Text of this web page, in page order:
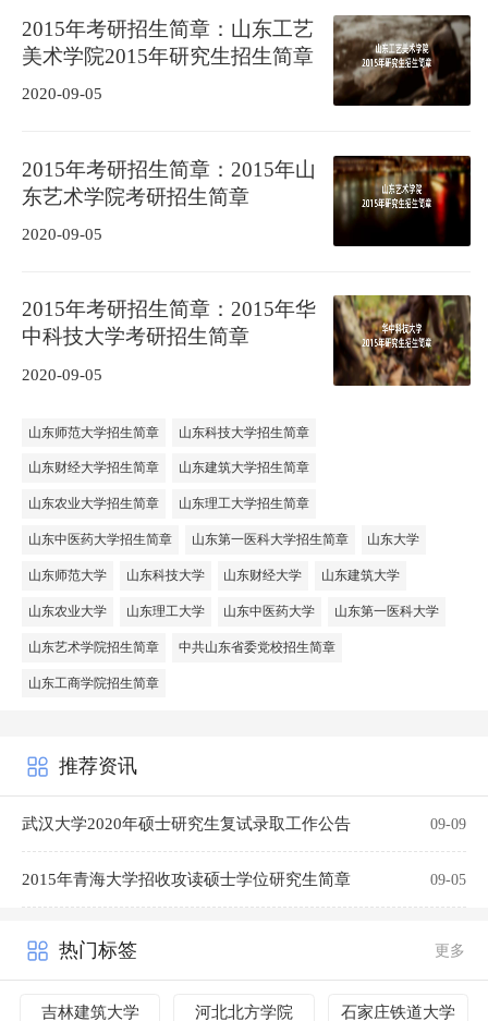
2015年考研招生简章：山东工艺
美术学院2015年研究生招生简章
2020-09-05
2015年考研招生简章：2015年山
东艺术学院考研招生简章
2020-09-05
2015年考研招生简章：2015年华
中科技大学考研招生简章
2020-09-05
山东师范大学招生简章 山东科技大学招生简章
山东财经大学招生简章 山东建筑大学招生简章
山东农业大学招生简章 山东理工大学招生简章
山东中医药大学招生简章 山东第一医科大学招生简章 山东大学
山东师范大学 山东科技大学 山东财经大学 山东建筑大学
山东农业大学 山东理工大学 山东中医药大学 山东第一医科大学
山东艺术学院招生简章 中共山东省委党校招生简章
山东工商学院招生简章
推荐资讯
武汉大学2020年硕士研究生复试录取工作公告 09-09
2015年青海大学招收攻读硕士学位研究生简章 09-05
热门标签 更多
吉林建筑大学 河北北方学院 石家庄铁道大学